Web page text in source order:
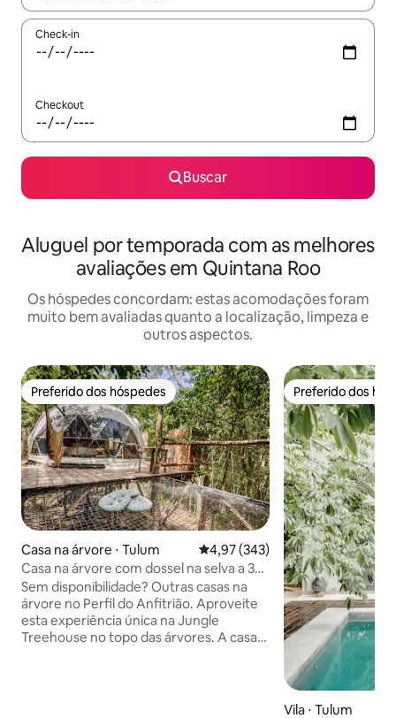
Check-in
Checkout
Buscar
Aluguel por temporada com as melhores
avaliações em Quintana Roo
Os hóspedes concordam: estas acomodações foram
muito bem avaliadas quanto a localização, limpeza e
outros aspectos.
Preferido dos hóspedes
Preferido dos hóspedes
Casa na árvore ⋅ Tulum 4,97 de uma avaliação média de
4,97 (343)
Casa na árvore com dossel na selva a 3
minutos a pé dos cenotes
Sem disponibilidade? Outras casas na
árvore no Perfil do Anfitrião. Aproveite
esta experiência única na Jungle
Treehouse no topo das árvores. A casa
Preferido dos
Preferido dos
Vila ⋅ Tulum